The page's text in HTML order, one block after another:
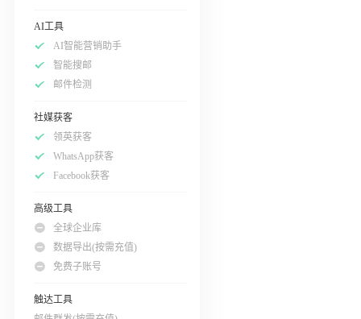
AI工具
AI智能营销助手
智能搜邮
邮件检测
社媒获客
领英获客
WhatsApp获客
Facebook获客
高级工具
全球企业库
数据导出(按需充值)
免费子账号
触达工具